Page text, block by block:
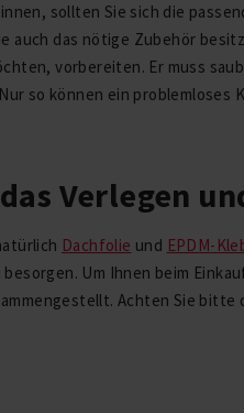
sollten Sie sich die
auch das nötige Zubehör
vorbereiten. Er muss
so können ein problemloses
Verlegen
Dachfolie und EPDM-
besorgen. Um Ihnen beim
Achten Sie bitte